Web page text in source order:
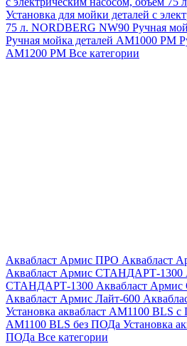
Установка для мойки деталей с
75 л. NORDBERG NW90 Ручная
Ручная мойка деталей АМ1000 РМ
АМ1200 РМ Все категории
Аквабласт Армис ПРО Аквабласт
Аквабласт Армис СТАНДАРТ-1300
СТАНДАРТ-1300 Аквабласт
Аквабласт Армис Лайт-600
Установка аквабласт AM1100 BLS
AM1100 BLS без ПОДа Установка
ПОДа Все категории